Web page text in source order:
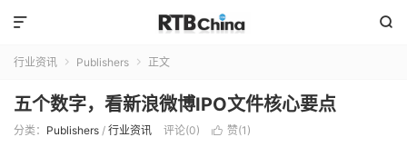


行业资讯  Publishers  正文
五个数字，看新浪微博IPO文件核心要点
分类： Publishers / 行业资讯 评论(0)  赞(1 )